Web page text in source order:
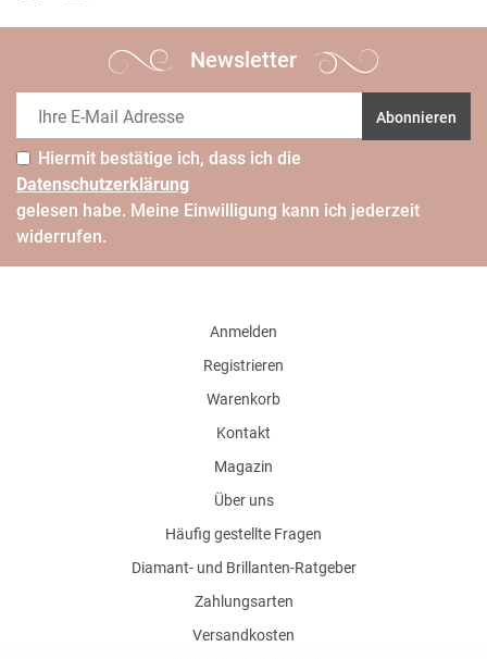
Newsletter
Abonnieren
Hiermit bestätige ich, dass ich die
Daten­schutz­erklärung
gelesen habe. Meine Einwilligung kann ich jederzeit
widerrufen.
Anmelden
Registrieren
Warenkorb
Kontakt
Magazin
Über uns
Häufig gestellte Fragen
Diamant- und Brillanten-Ratgeber
Zahlungsarten
Versandkosten